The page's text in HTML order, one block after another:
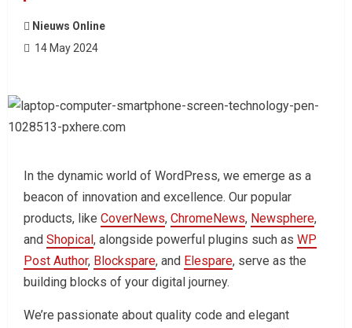
Nieuws Online
14 May 2024
In the dynamic world of WordPress, we emerge as a
beacon of innovation and excellence. Our popular
products, like CoverNews, ChromeNews, Newsphere,
and Shopical , alongside powerful plugins such as WP
Post Author, Blockspare, and Elespare, serve as the
building blocks of your digital journey.
We’re passionate about quality code and elegant